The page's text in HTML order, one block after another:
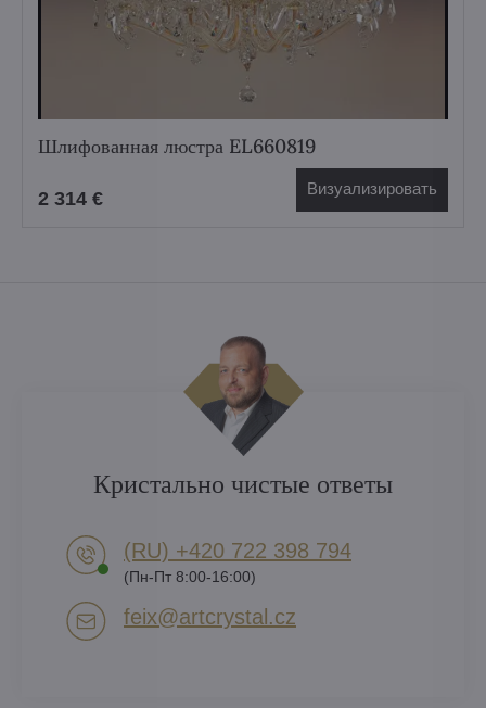
Шлифованная люстра EL660819
2 314 € Визуализировать
Кристально чистые ответы
(RU) +420 722 398 794​
(Пн-Пт 8:00-16:00)
feix​@artcrystal​.cz